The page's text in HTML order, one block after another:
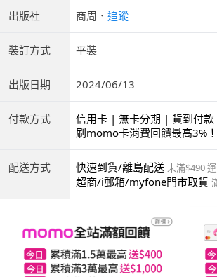
出版社 商周 ． 追蹤
裝訂方式 平裝
出版日期 2024/06/13
付款方式
信用卡 | 無卡分期 | 貨到付
商付款 | ATM | 銀聯卡
刷momo卡消費回饋最高3%！
配送方式 快速到貨/離島配送 未滿$490
超商/i郵箱/myfone門市取貨